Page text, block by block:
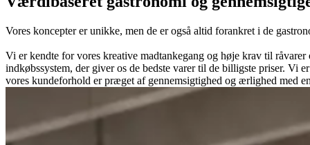
Vores koncepter er unikke, men de er også altid forankret i de
Vi er kendte for vores kreative madtankegang og høje krav til
indkøbssystem, der giver os de bedste varer til de billigste priser. Vi
vores kundeforhold er præget af gennemsigtighed og ærlighed med